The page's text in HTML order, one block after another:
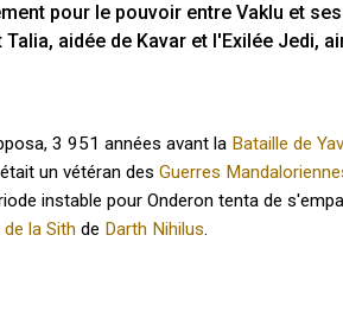
pour le pouvoir entre Vaklu et
aidée de Kavar et l'Exilée Jedi,
3 951 années avant la Bataille de
un vétéran desGuerres
instable pour Onderon tenta de
la Sith de Darth Nihilus